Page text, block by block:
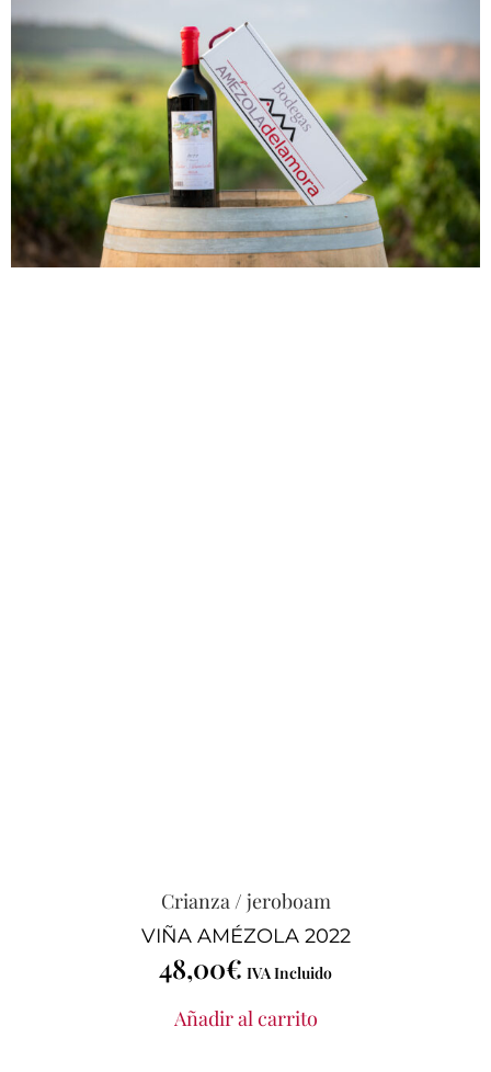
Crianza / jeroboam
VIÑA AMÉZOLA 2022
48,00€ IVA Incluido
Añadir al carrito